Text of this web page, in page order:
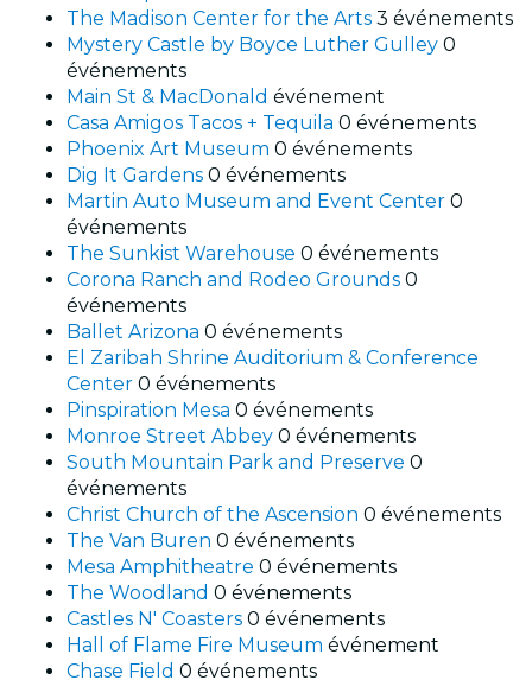
The Madison Center for the Arts 3 événements
Mystery Castle by Boyce Luther Gulley 0
événements
Main St & MacDonald événement
Casa Amigos Tacos + Tequila 0 événements
Phoenix Art Museum 0 événements
Dig It Gardens 0 événements
Martin Auto Museum and Event Center 0
événements
The Sunkist Warehouse 0 événements
Corona Ranch and Rodeo Grounds 0
événements
Ballet Arizona 0 événements
El Zaribah Shrine Auditorium & Conference
Center 0 événements
Pinspiration Mesa 0 événements
Monroe Street Abbey 0 événements
South Mountain Park and Preserve 0
événements
Christ Church of the Ascension 0 événements
The Van Buren 0 événements
Mesa Amphitheatre 0 événements
The Woodland 0 événements
Castles N' Coasters 0 événements
Hall of Flame Fire Museum événement
Chase Field 0 événements